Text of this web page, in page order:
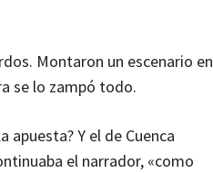
Montaron un escenario en
se lo zampó todo.
Y el de Cuenca
el narrador, «como